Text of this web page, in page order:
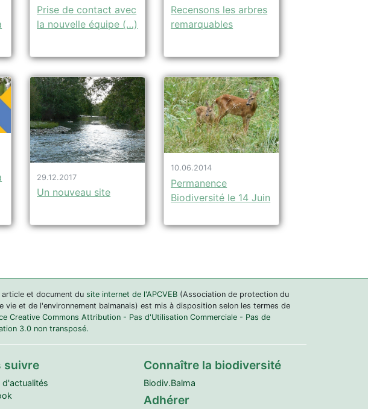
Prise de contact avec
la nouvelle équipe (…)
Recensons les arbres
remarquables
29.12.2017
Un nouveau site
10.06.2014
Permanence
Biodiversité le 14 Juin
article et document du site internet de l'APCVEB (Association de protection du
vie et de l'environnement balmanais) est mis à disposition selon les termes de
Creative Commons Attribution - Pas d'Utilisation Commerciale - Pas de
3.0 non transposé.
suivre
d'actualités
Connaître la biodiversité
Biodiv.Balma
Adhérer